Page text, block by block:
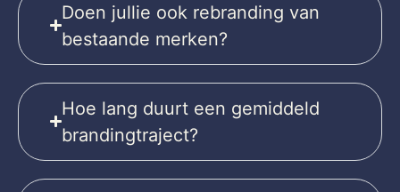
Doen jullie ook rebranding van
bestaande merken?
Hoe lang duurt een gemiddeld
brandingtraject?